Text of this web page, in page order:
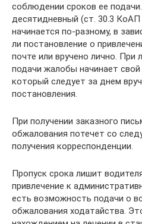
соблюдении сроков ее
десятидневный (ст. 30.3
начинается по-разному, в
ли постановление о
почте или вручено лично. При
подачи жалобы начинает
который следует за днем
постановления.
При получении заказного
обжалования потечет со
получения корреспонденции.
Пропуск срока лишит
привлечение к
есть возможность подачи о
обжалования ходатайства.